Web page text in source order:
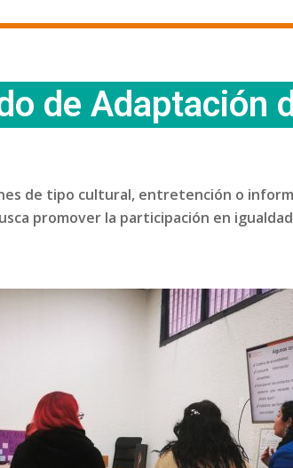
de Adaptación
de tipo cultural, entretención o
promover la participación en